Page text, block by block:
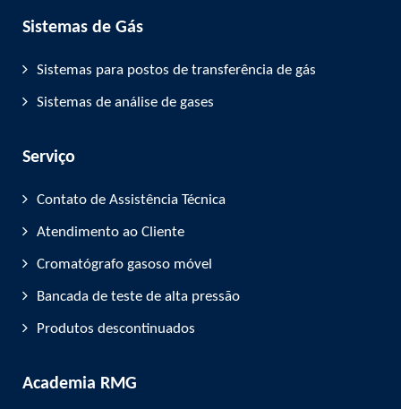
Sistemas de Gás
Sistemas para postos de transferência de gás
Sistemas de análise de gases
Serviço
Contato de Assistência Técnica
Atendimento ao Cliente
Cromatógrafo gasoso móvel
Bancada de teste de alta pressão
Produtos descontinuados
Academia RMG